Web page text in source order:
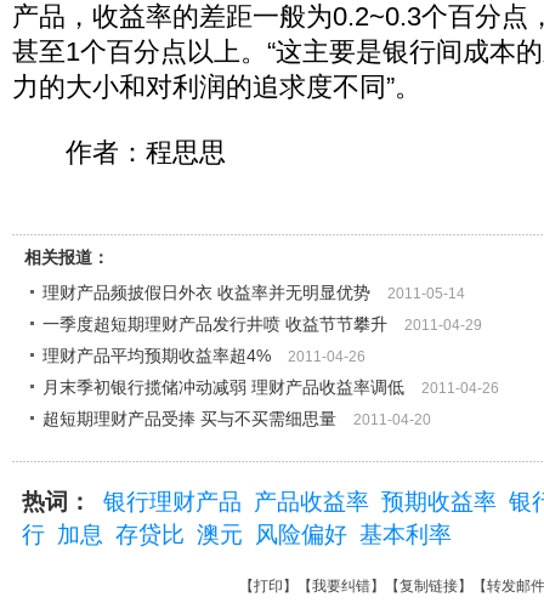
产品，收益率的差距一般为0.2~0.3个百分点
甚至1个百分点以上。“这主要是银行间成本
力的大小和对利润的追求度不同”。
作者：程思思
相关报道：
理财产品频披假日外衣 收益率并无明显优势
2011-05-14
一季度超短期理财产品发行井喷 收益节节攀升 2011-04-29
理财产品平均预期收益率超4% 2011-04-26
月末季初银行揽储冲动减弱 理财产品收益率调低 2011-04-26
超短期理财产品受捧 买与不买需细思量 2011-04-20
热词： 银行理财产品 产品收益率 预期收益率 银
行 加息 存贷比 澳元 风险偏好 基本利率
【打印 】【我要纠错】【复制链接】【转发邮件